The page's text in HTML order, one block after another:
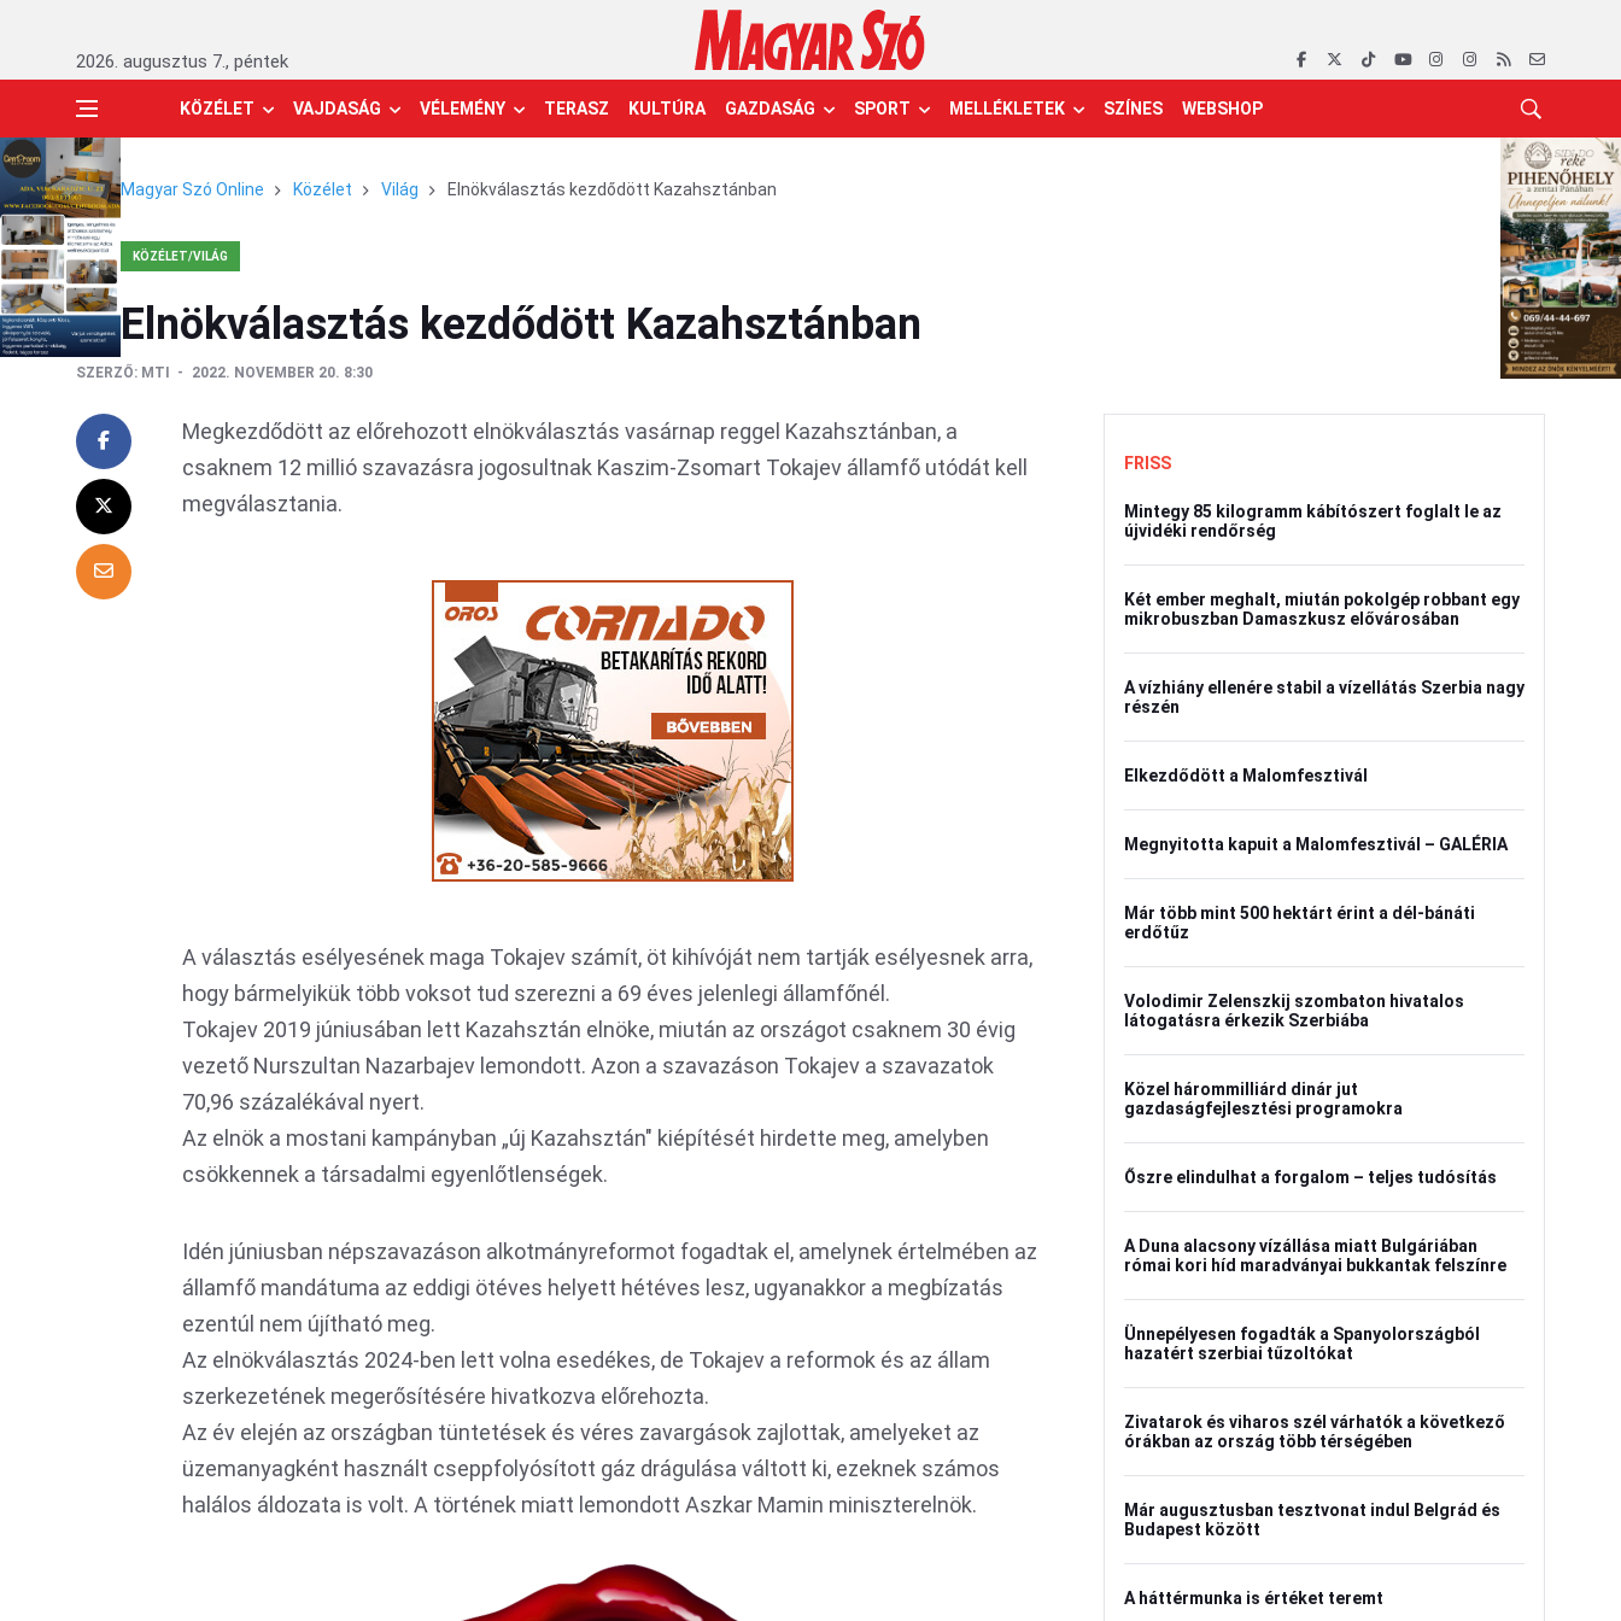
2026. augusztus 7., péntek
KÖZÉLET VAJDASÁG VÉLEMÉNY TERASZ KULTÚRA GAZDASÁG SPORT MELLÉKLETEK SZÍNES WEBSHOP
Magyar Szó Online Közélet Világ Elnökválasztás kezdődött Kazahsztánban
KÖZÉLET/VILÁG
Elnökválasztás kezdődött Kazahsztánban
SZERZŐ: MTI 2022. NOVEMBER 20. 8:30
Megkezdődött az előrehozott elnökválasztás vasárnap reggel Kazahsztánban, a
csaknem 12 millió szavazásra jogosultnak Kaszim-Zsomart Tokajev államfő utódát kell
megválasztania.
A választás esélyesének maga Tokajev számít, öt kihívóját nem tartják esélyesnek arra,
hogy bármelyikük több voksot tud szerezni a 69 éves jelenlegi államfőnél.
Tokajev 2019 júniusában lett Kazahsztán elnöke, miután az országot csaknem 30 évig
vezető Nurszultan Nazarbajev lemondott. Azon a szavazáson Tokajev a szavazatok
70,96 százalékával nyert.
Az elnök a mostani kampányban „új Kazahsztán" kiépítését hirdette meg, amelyben
csökkennek a társadalmi egyenlőtlenségek.
Idén júniusban népszavazáson alkotmányreformot fogadtak el, amelynek értelmében az
államfő mandátuma az eddigi ötéves helyett hétéves lesz, ugyanakkor a megbízatás
ezentúl nem újítható meg.
Az elnökválasztás 2024-ben lett volna esedékes, de Tokajev a reformok és az állam
szerkezetének megerősítésére hivatkozva előrehozta.
Az év elején az országban tüntetések és véres zavargások zajlottak, amelyeket az
üzemanyagként használt cseppfolyósított gáz drágulása váltott ki, ezeknek számos
halálos áldozata is volt. A történek miatt lemondott Aszkar Mamin miniszterelnök.
FRISS
Mintegy 85 kilogramm kábítószert foglalt le az
újvidéki rendőrség
Két ember meghalt, miután pokolgép robbant egy
mikrobuszban Damaszkusz elővárosában
A vízhiány ellenére stabil a vízellátás Szerbia nagy
részén
Elkezdődött a Malomfesztivál
Megnyitotta kapuit a Malomfesztivál – GALÉRIA
Már több mint 500 hektárt érint a dél-bánáti
erdőtűz
Volodimir Zelenszkij szombaton hivatalos
látogatásra érkezik Szerbiába
Közel hárommilliárd dinár jut
gazdaságfejlesztési programokra
Őszre elindulhat a forgalom – teljes tudósítás
A Duna alacsony vízállása miatt Bulgáriában
római kori híd maradványai bukkantak felszínre
Ünnepélyesen fogadták a Spanyolországból
hazatért szerbiai tűzoltókat
Zivatarok és viharos szél várhatók a következő
órákban az ország több térségében
Már augusztusban tesztvonat indul Belgrád és
Budapest között
A háttérmunka is értéket teremt